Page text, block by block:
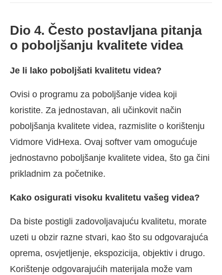
Dio 4. Često postavljana pitanja
o poboljšanju kvalitete videa
Je li lako poboljšati kvalitetu videa?
Ovisi o programu za poboljšanje videa koji
koristite. Za jednostavan, ali učinkovit način
poboljšanja kvalitete videa, razmislite o korištenju
Vidmore VidHexa. Ovaj softver vam omogućuje
jednostavno poboljšanje kvalitete videa, što ga čini
prikladnim za početnike.
Kako osigurati visoku kvalitetu vašeg videa?
Da biste postigli zadovoljavajuću kvalitetu, morate
uzeti u obzir razne stvari, kao što su odgovarajuća
oprema, osvjetljenje, ekspozicija, objektiv i drugo.
Korištenje odgovarajućih materijala može vam